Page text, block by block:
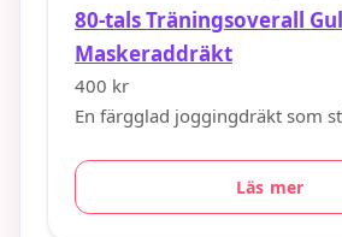
80-tals Träningsoverall
Maskeraddräkt
400 kr
En färgglad joggingdräkt som
Läs mer